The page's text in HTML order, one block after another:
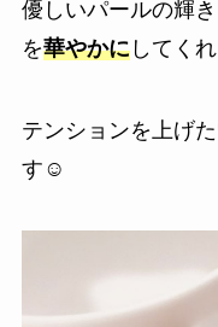
優しいパールの輝
を華やかにしてく
テンションを上げ
す☺️